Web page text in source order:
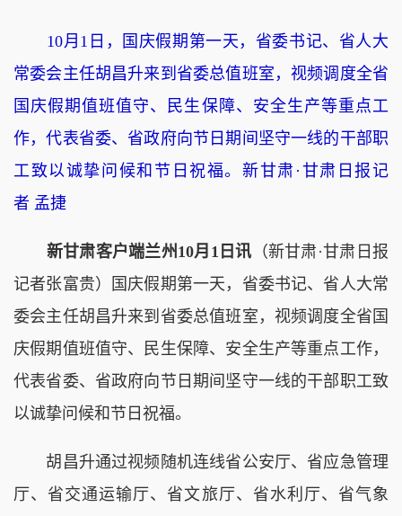
10月1日，国庆假期第一天，省委书记、省人大
常委会主任胡昌升来到省委总值班室，视频调度全省
国庆假期值班值守、民生保障、安全生产等重点工
作，代表省委、省政府向节日期间坚守一线的干部职
工致以诚挚问候和节日祝福。新甘肃·甘肃日报记
者 孟捷
新甘肃客户端兰州10月1日讯 （新甘肃·甘肃日报
记者张富贵）国庆假期第一天，省委书记、省人大常
委会主任胡昌升来到省委总值班室，视频调度全省国
庆假期值班值守、民生保障、安全生产等重点工作，
代表省委、省政府向节日期间坚守一线的干部职工致
以诚挚问候和节日祝福。
胡昌升通过视频随机连线省公安厅、省应急管理
厅、省交通运输厅、省文旅厅、省水利厅、省气象